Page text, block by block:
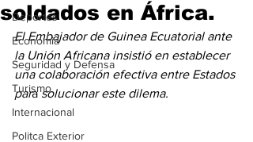
Deportes
Economia
Seguridad y Defensa
Turismo
Internacional
Politca Exterior
soldados en África.
El Embajador de Guinea Ecuatorial ante
la Unión Africana insistió en establecer
una colaboración efectiva entre Estados
para solucionar este dilema.